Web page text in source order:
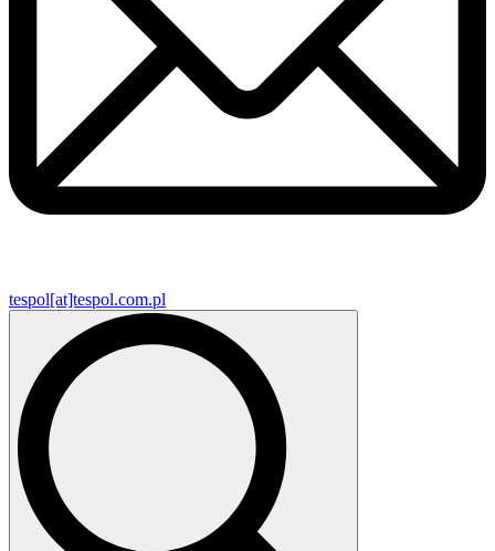
tespol[at]tespol.com.pl
Search